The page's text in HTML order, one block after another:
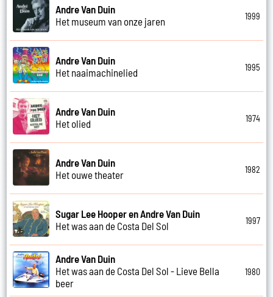
Andre Van Duin
Het museum van onze jaren
1999
Andre Van Duin
Het naaimachinelied
1995
Andre Van Duin
Het olied
1974
Andre Van Duin
Het ouwe theater
1982
Sugar Lee Hooper en Andre Van Duin
Het was aan de Costa Del Sol
1997
Andre Van Duin
Het was aan de Costa Del Sol - Lieve Bella
beer
1980